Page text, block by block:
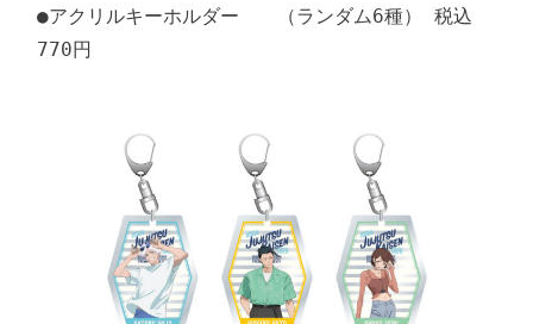
●アクリルキーホルダー　　（ランダム6種） 税込
770円